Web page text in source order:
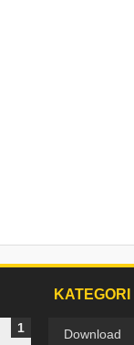
KATEGORI
Download